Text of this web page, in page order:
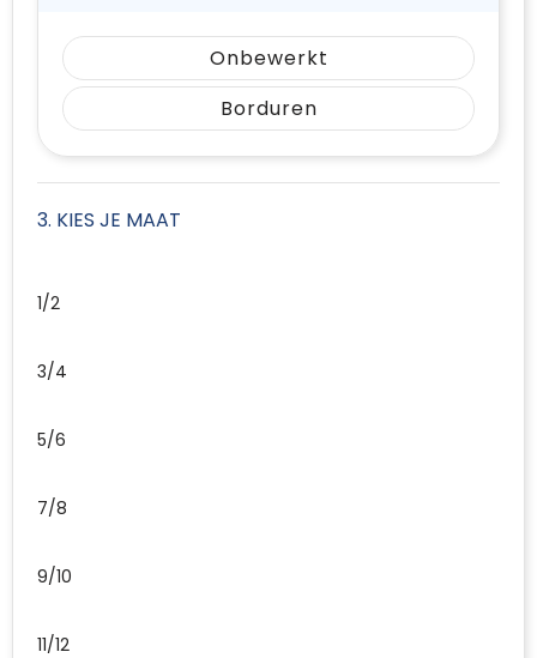
Onbewerkt
Borduren
3. KIES JE MAAT
1/2
3/4
5/6
7/8
9/10
11/12